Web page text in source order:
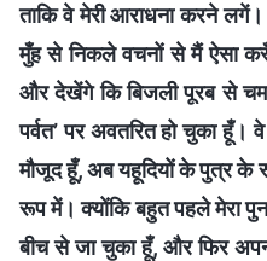
ताकि वे मेरी आराधना करने लगें।
मुँह से निकले वचनों से मैं ऐसा
और देखेंगे कि बिजली पूरब से
पर्वत’ पर अवतरित हो चुका
मौजूद हूँ, अब यहूदियों के पुत्र के
रूप में। क्योंकि बहुत पहले मेरा
बीच से जा चुका हूँ, और फिर